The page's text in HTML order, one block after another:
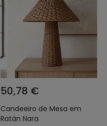
50,78 €
Candeeiro de Mesa em
Ratán Nara